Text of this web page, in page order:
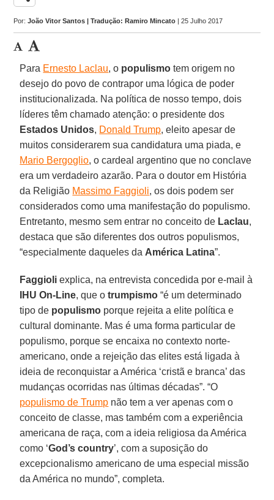
Por:João Vitor Santos | Tradução: Ramiro Mincato | 25 Julho 2017
Para Ernesto Laclau, o populismo tem origem no
desejo do povo de contrapor uma lógica de poder
institucionalizada. Na política de nosso tempo, dois
líderes têm chamado atenção: o presidente dos
Estados Unidos, Donald Trump, eleito apesar de
muitos considerarem sua candidatura uma piada, e
Mario Bergoglio, o cardeal argentino que no conclave
era um verdadeiro azarão. Para o doutor em História
da Religião Massimo Faggioli, os dois podem ser
considerados como uma manifestação do populismo.
Entretanto, mesmo sem entrar no conceito de Laclau,
destaca que são diferentes dos outros populismos,
“especialmente daqueles da América Latina”.
Faggioli explica, na entrevista concedida por e-mail à
IHU On-Line, que otrumpismo “é um determinado
tipo de populismo porque rejeita a elite política e
cultural dominante. Mas é uma forma particular de
populismo, porque se encaixa no contexto norte-
americano, onde a rejeição das elites está ligada à
ideia de reconquistar a América ‘cristã e branca’ das
mudanças ocorridas nas últimas décadas”. “O
populismo de Trump não tem a ver apenas com o
conceito de classe, mas também com a experiência
americana de raça, com a ideia religiosa da América
como ‘God’s country’, com a suposição do
excepcionalismo americano de uma especial missão
da América no mundo”, completa.